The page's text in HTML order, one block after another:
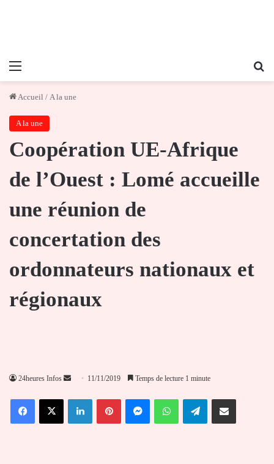
Menu
Accueil / A la une
A la une
Coopération UE-Afrique
de l’Ouest : Lomé accueille
une réunion de
concertation des
ordonnateurs nationaux et
régionaux
24heures Infos
Envoyer
courriel
11/11/2019 Temps de lecture 1 minute
FacebookX LinkedinPinterestMessengerWhatsAppTelegramPartager par email